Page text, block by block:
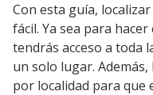
Con esta guía,
fácil. Ya sea para
tendrás acceso a toda
un solo lugar.
por localidad para que